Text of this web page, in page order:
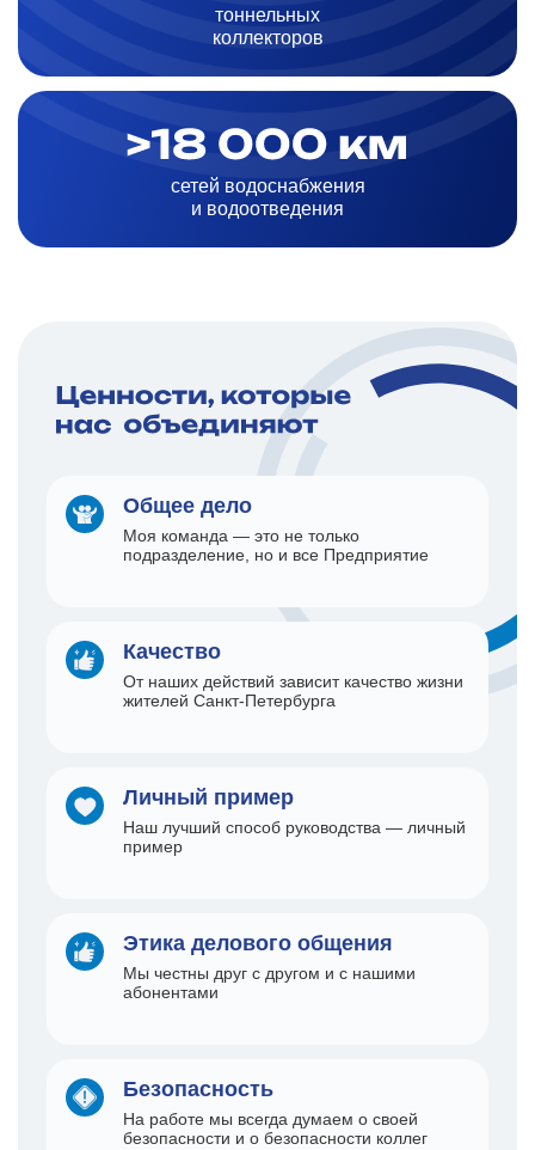
сетей водоснабжения
и водоотведения
тоннельных
коллекторов
Общее дело
Моя команда — это не только
подразделение, но и все Предприятие
Качество
От наших действий зависит качество жизни
жителей Санкт-Петербурга
Личный пример
Наш лучший способ руководства — личный
пример
Этика делового общения
Мы честны друг с другом и с нашими
абонентами
Безопасность
На работе мы всегда думаем о своей
безопасности и о безопасности коллег